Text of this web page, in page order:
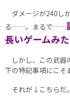
ダメージが240し
る……。まるで……
長いゲームみ
しかし、この武器
下の特記事項にこそ
それが↓こちらだ。